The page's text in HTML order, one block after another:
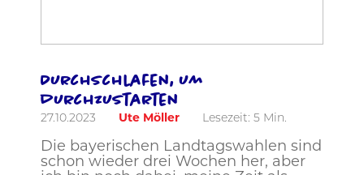
Durchschlafen, um
durchzustarten
27.10.2023 Ute Möller Lesezeit: 5 Min.
Die bayerischen Landtagswahlen sind
schon wieder drei Wochen her, aber